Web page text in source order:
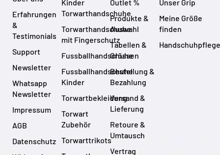
Erfahrungen
&
Testimonials
Support
Newsletter
Whatsapp
Newsletter
Impressum
AGB
Datenschutz
Kinder
Torwarthandschuhe
Torwarthandschuhe
mit Fingerschutz
Fussballhandschuhe
Fussballhandschuhe
Kinder
Torwartbekleidung
Torwart
Zubehör
Torwarttrikots
Outlet %
Produkte &
Auswahl
Tabellen &
Grössen
Bestellung &
Bezahlung
Versand &
Lieferung
Retoure &
Umtausch
Vertrag
Unser Grip
Meine Größe
finden
Handschuhpflege